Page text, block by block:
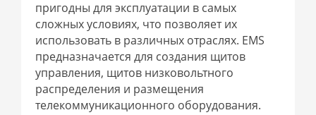
пригодны для эксплуатации в самых
сложных условиях, что позволяет их
использовать в различных отраслях. EMS
предназначается для создания щитов
управления, щитов низковольтного
распределения и размещения
телекоммуникационного оборудования.